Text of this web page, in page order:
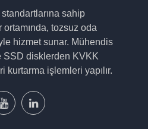
sahip
tozsuz oda
hizmet sunar. Mühendis
SSD disklerden KVKK
işlemleri yapılır.
youtube
sayfamız